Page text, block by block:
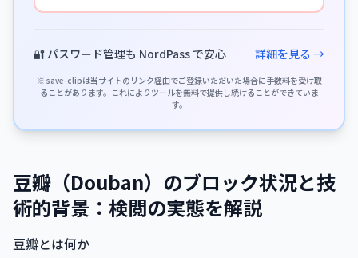
🔐 パスワード管理も NordPass で安心 詳細を見る →
※ save-clipは当サイトのリンク経由でご登録いただいた場合に手数料を受け取
ることがあります。これによりツールを無料で提供し続けることができていま
す。
豆瓣（Douban）のブロック状況と技
術的背景：検閲の実態を解説
豆瓣とは何か